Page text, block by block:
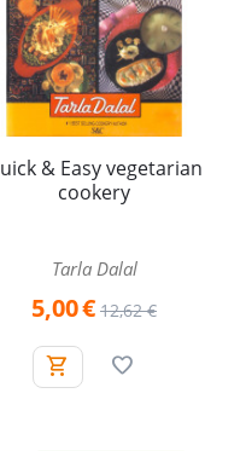
& Easy vegetarian
cookery
Tarla Dalal
5,00€ 12,62 €